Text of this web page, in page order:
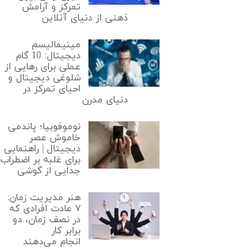
تمرکز و آرامش
ذهنی از دنیای آنلاین
مینیمالیسم
دیجیتال: 10 گام
عملی برای رهایی از
شلوغی دیجیتال و
احیای تمرکز در
دنیای مدرن
نوموفوبیا؛ پاندمی
خاموش عصر
دیجیتال | راهنمایی
برای غلبه بر اضطراب
جدایی از گوشی
هنر مدیریت زمان:
۷ عادت افرادی که
در نصف زمان، دو
برابر کار
انجام می‌دهند